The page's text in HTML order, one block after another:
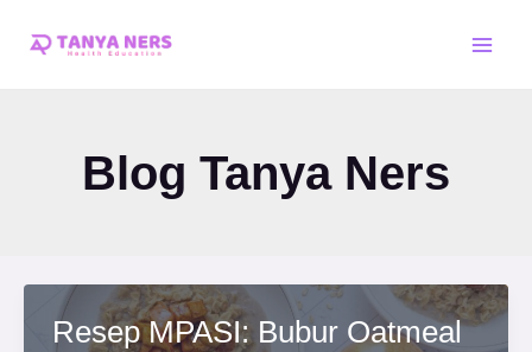
Blog Tanya Ners
Resep MPASI: Bubur Oatmeal
pagination